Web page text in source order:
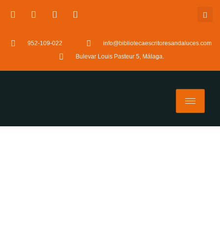
952-109-022
info@bibliotecaescritoresandaluces.com
Bulevar Louis Pasteur 5, Málaga.